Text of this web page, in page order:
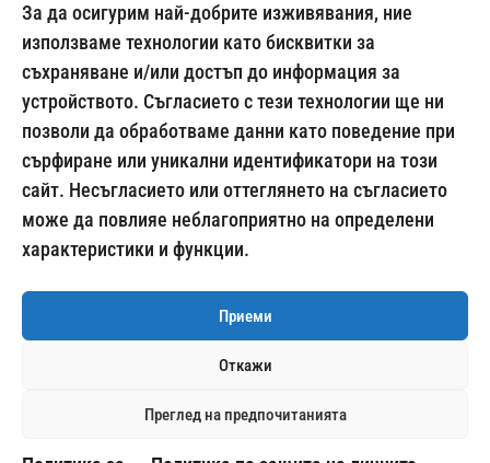
За да осигурим най-добрите изживявания, ние
използваме технологии като бисквитки за
съхраняване и/или достъп до информация за
устройството. Съгласието с тези технологии ще ни
позволи да обработваме данни като поведение при
сърфиране или уникални идентификатори на този
сайт. Несъгласието или оттеглянето на съгласието
може да повлияе неблагоприятно на определени
характеристики и функции.
Приеми
Откажи
Преглед на предпочитанията
Добави в количка
024500269
Начини на плащане: